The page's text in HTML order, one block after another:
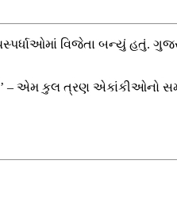
વિજેતા બન્યું હતું.
– એમ કુલ ત્રણ એકાંકીઓનો